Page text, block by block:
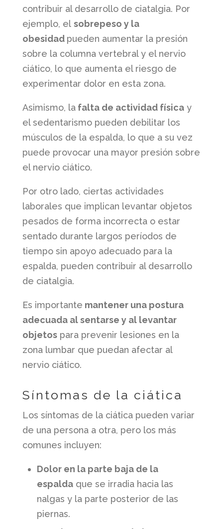
contribuir al desarrollo de ciatalgia. Por
ejemplo, el sobrepeso y la
obesidad pueden aumentar la presión
sobre la columna vertebral y el nervio
ciático, lo que aumenta el riesgo de
experimentar dolor en esta zona.
Asimismo, lafalta de actividad físicay
el sedentarismo pueden debilitar los
músculos de la espalda, lo que a su vez
puede provocar una mayor presión sobre
el nervio ciático.
Por otro lado, ciertas actividades
laborales que implican levantar objetos
pesados de forma incorrecta o estar
sentado durante largos períodos de
tiempo sin apoyo adecuado para la
espalda, pueden contribuir al desarrollo
de ciatalgia.
Es importante mantener una postura
adecuada al sentarse y al levantar
objetospara prevenir lesiones en la
zona lumbar que puedan afectar al
nervio ciático.
Síntomas de la ciática
Los síntomas de la ciática pueden variar
de una persona a otra, pero los más
comunes incluyen:
​Dolor en la parte baja de la
espaldaque se irradia hacia las
nalgas y la parte posterior de las
piernas.